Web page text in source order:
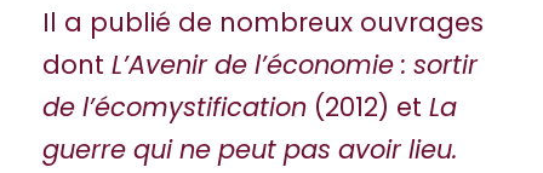
Il a publié de nombreux ouvrages
dont L’Avenir de l’économie : sortir
de l’écomystification (2012) et La
guerre qui ne peut pas avoir lieu.